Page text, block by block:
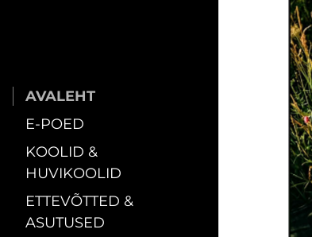
AVALEHT
E-POED
KOOLID &
HUVIKOOLID
ETTEVÕTTED &
ASUTUSED